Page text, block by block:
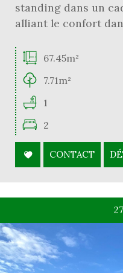
standing dans un
alliant le confort
67.45m²
7.71m²
1
2
CONTACT